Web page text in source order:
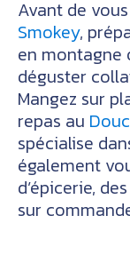
Avant de
Smokey,
en
déguster
Mangez sur
repas au
spécialise
également
d’épicerie,
sur